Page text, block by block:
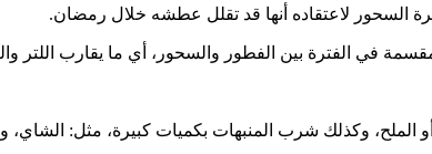
السحور لاعتقاده أنها قد تقلل عطشه خلال رمضان.
في الفترة بين الفطور والسحور، أي ما يقارب اللتر
أو الملح، وكذلك شرب المنبهات بكميات كبيرة، مثل: الشاي،